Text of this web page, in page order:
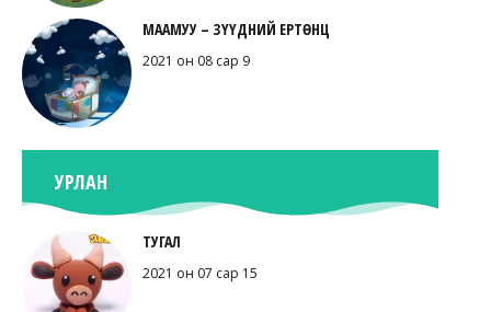
МААМУУ – ЗҮҮДНИЙ ЕРТӨНЦ
2021 он 08 сар 9
УРЛАН
ТУГАЛ
2021 он 07 сар 15